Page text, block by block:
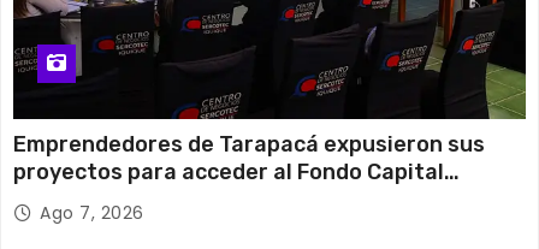
Emprendedores de Tarapacá expusieron sus
proyectos para acceder al Fondo Capital
Semilla de SERCOTEC
Ago 7, 2026